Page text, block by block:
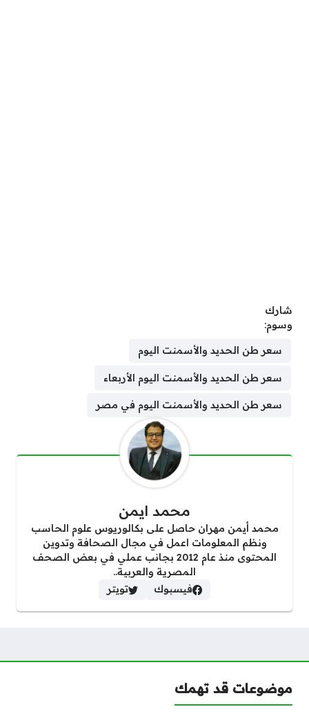
شارك
وسوم:
سعر طن الحديد والأسمنت اليوم
سعر طن الحديد والأسمنت اليوم الأربعاء
سعر طن الحديد والأسمنت اليوم في مصر
محمد ايمن
محمد أيمن مهران حاصل على بكالوريوس علوم الحاسب
ونظم المعلومات اعمل في مجال الصحافة وتدوين
المحتوى منذ عام 2012 بجانب عملي في بعض الصحف
المصرية والعربية..
فيسبوك
تويتر
موضوعات قد تهمك